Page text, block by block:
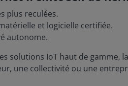
plus reculées.
et logicielle certifiée.
autonome.
solutions IoT haut de gamme, la
une collectivité ou une